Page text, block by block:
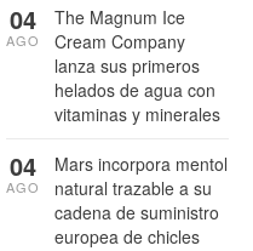
The Magnum Ice
Cream Company
lanza sus primeros
helados de agua con
vitaminas y minerales
04
AGO
Mars incorpora mentol
natural trazable a su
cadena de suministro
europea de chicles
04
AGO